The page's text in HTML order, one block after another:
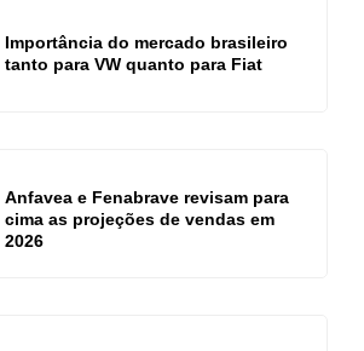
Importância do mercado brasileiro
tanto para VW quanto para Fiat
Anfavea e Fenabrave revisam para
cima as projeções de vendas em
2026